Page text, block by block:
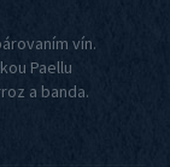
vín.
Paellu
a banda.